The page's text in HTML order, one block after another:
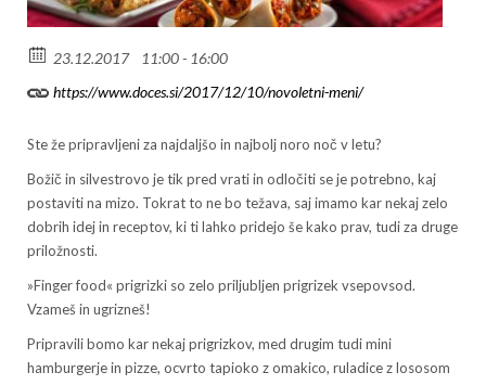
23.12.2017
11:00 - 16:00
https://www.doces.si/2017/12/10/novoletni-meni/
Ste že pripravljeni za najdaljšo in najbolj noro noč v letu?
Božič in silvestrovo je tik pred vrati in odločiti se je potrebno, kaj
postaviti na mizo. Tokrat to ne bo težava, saj imamo kar nekaj zelo
dobrih idej in receptov, ki ti lahko pridejo še kako prav, tudi za druge
priložnosti.
»Finger food« prigrizki so zelo priljubljen prigrizek vsepovsod.
Vzameš in ugrizneš!
Pripravili bomo kar nekaj prigrizkov, med drugim tudi mini
hamburgerje in pizze, ocvrto tapioko z omakico, ruladice z lososom